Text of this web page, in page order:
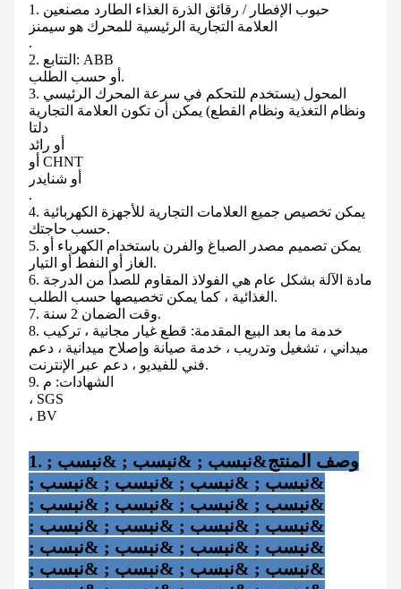
1. حبوب الإفطار / رقائق الذرة الغذاء الطارد مصنعين
العلامة التجارية الرئيسية للمحرك هو سيمنز
.
2. التتابع: ABB
أو حسب الطلب.
3. المحول (يستخدم للتحكم في سرعة المحرك الرئيسي
ونظام التغذية ونظام القطع) يمكن أن تكون العلامة التجارية
دلتا
أو رائد
أو CHNT
أو شنايدر
.
4. يمكن تخصيص جميع العلامات التجارية للأجهزة الكهربائية
حسب حاجتك.
5. يمكن تصميم مصدر الصباغ والفرن باستخدام الكهرباء أو
الغاز أو النفط أو التيار.
6. مادة الآلة بشكل عام هي الفولاذ المقاوم للصدأ من الدرجة
الغذائية ، كما يمكن تخصيصها حسب الطلب.
7. وقت الضمان 2 سنة.
8. خدمة ما بعد البيع المقدمة: قطع غيار مجانية ، تركيب
ميداني ، تشغيل وتدريب ، خدمة صيانة وإصلاح ميدانية ، دعم
فني للفيديو ، دعم عبر الإنترنت.
9. الشهادات: م
، SGS
، BV
1. وصف المنتج&نبسب ; &نبسب ; &نبسب ;
&نبسب ; &نبسب ; &نبسب ; &نبسب ;
&نبسب ; &نبسب ; &نبسب ; &نبسب ;
&نبسب ; &نبسب ; &نبسب ; &نبسب ;
&نبسب ; &نبسب ; &نبسب ; &نبسب ;
&نبسب ; &نبسب ; &نبسب ; &نبسب ;